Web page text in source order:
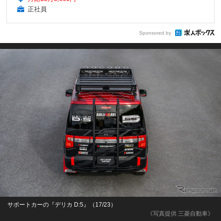
正社員
Sponsored by
《写真提供 三菱自動車》
サポートカーの『デリカ D:5』（17/23）